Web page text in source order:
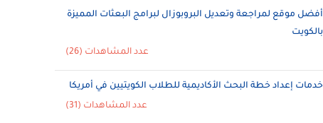
أفضل موقع لمراجعة وتعديل البروبوزال لبرامج البعثات المميزة
بالكويت
عدد المشاهدات (26)
خدمات إعداد خطة البحث الأكاديمية للطلاب الكويتيين في أمريكا
عدد المشاهدات (31)